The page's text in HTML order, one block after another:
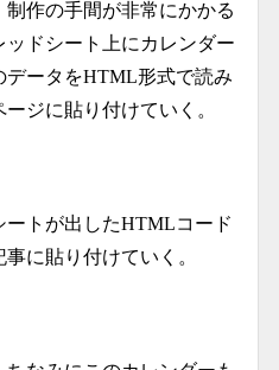
作の手間が非常にかかる
ドシート上にカレンダー
データをHTML形式で読み
ジに貼り付けていく。
ートが出したHTMLコード
に貼り付けていく。